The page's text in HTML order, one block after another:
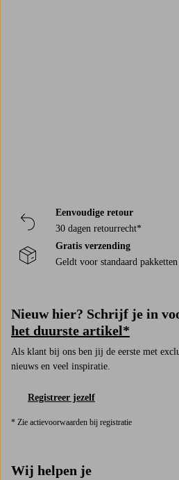
Eenvoudige retour
30 dagen retourrecht*
Gratis verzending
Geldt voor standaard
Nieuw hier? Schrijf je in
het duurste artikel*
Als klant bij ons ben jij de eerste met
nieuws en veel inspiratie.
Registreer jezelf
* Zie actievoorwaarden bij registratie
Wij helpen je